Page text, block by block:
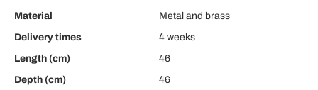
Material
Metal and brass
Delivery times
4 weeks
Length (cm)
46
Depth (cm)
46